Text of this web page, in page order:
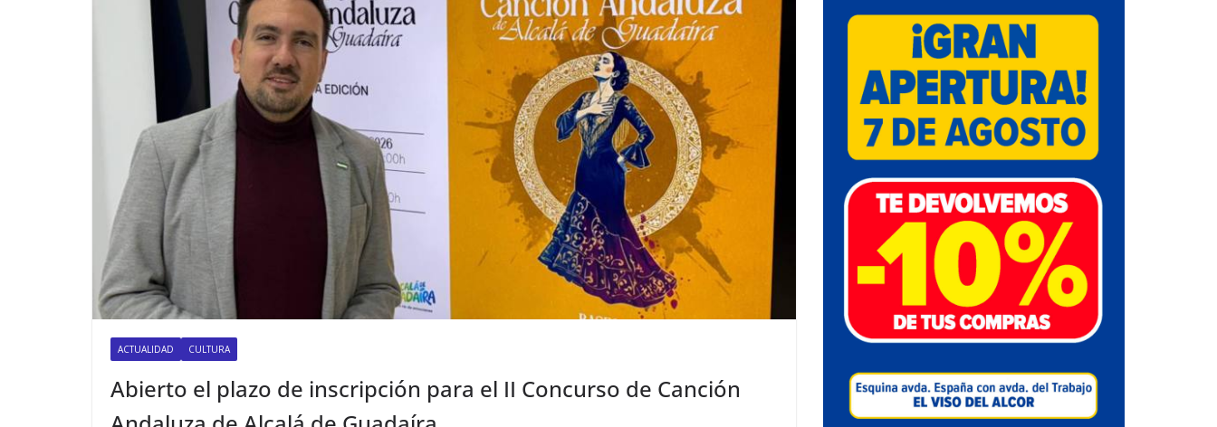
ACTUALIDAD CULTURA
Abierto el plazo de inscripción para el II Concurso de Canción